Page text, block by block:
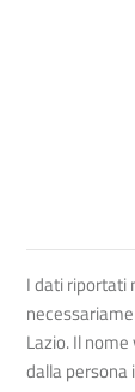
I dati riportati
Lazio. Il
dalla